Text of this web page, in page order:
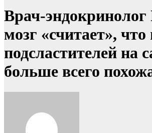
Врач-
мозг «считает», что
подсластителей на
больше всего